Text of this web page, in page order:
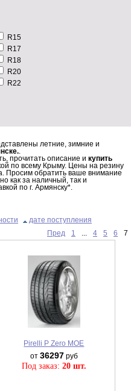
R15
R17
R18
R20
R22
летние, зимние и
прочитать описание и купить
по всему Крыму. Цены на резину
Просим обратить ваше внимание
как за наличный, так и
по г. Армянску*.
дате поступления
Пред
1 4 5 6 7
Pirelli P Zero MOE
от 36297руб
Под заказ: 20 шт.